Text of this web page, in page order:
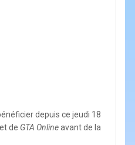
depuis ce jeudi 18
de GTA Onlineavant de la